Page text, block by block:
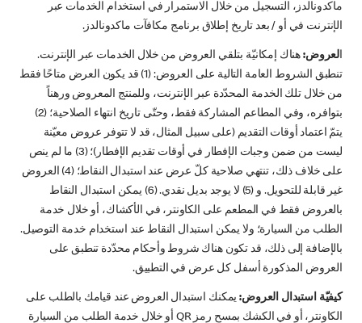
ماكدونالدز، التسجيل من خلال الاستمرار في استخدام الخدمات عبر
الإنترنت في أو / بعد تاريخ إطلاق برنامج مكافآت ماكدونالدز.
لعروض: هناك إمكانيّة بتلقي العروض من خلال الخدمات عبر الإنترنت.
تنطبق الشروط العامة التالية على العروض: (1) قد يكون العرض متاحًا فقط
من خلال تلك الخدمة المحدّدة عبر الإنترنت، وللمنتج المعروض ورهناً
بتوافره، وفي المطاعم المشاركة فقط، وحتّى تاريخ انتهاء الصلاحية؛ (2)
يتمّ اعتماد أوقات التقديم (على سبيل المثال، قد لا تتوفر عروض معيّنة
ليست من ضمن وجبات الإفطار في أوقات تقديم الإفطار)؛ (3) ما لم ينص
على خلاف ذلك، تنتهي صلاحية كلّ عرض عند استبدال النقاط؛ (4) العروض
غير قابلة للتحويل. و (5) لا يوجد بديل نقدي. (6) يمكن استبدال النقاط
بالعروض فقط في المطعم على الكاونتر، في الأكشاك، أو خلال خدمة
الطلب من السيارة؛ ولا يمكن استبدال النقاط عند استخدام خدمة التوصيل.
بالإضافة إلى ذلك، قد تكون هناك شروط وأحكام محدّدة تنطبق على
العروض المذكورة أسفل كل عرض في التطبيق.
كيفيّة استبدال العروض: يمكنك استبدال العروض عند قيامك بالطلب على
الكاونتر، أو في الكشك بمسح رمز QR أو خلال خدمة الطلب من السيارة